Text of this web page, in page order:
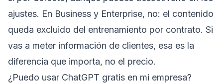
ajustes. En Business y Enterprise, no: el contenido
queda excluido del entrenamiento por contrato. Si
vas a meter información de clientes, esa es la
diferencia que importa, no el precio.
¿Puedo usar ChatGPT gratis en mi empresa?